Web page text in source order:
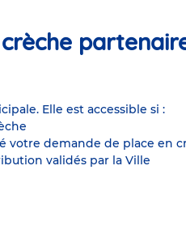
Elle est accessible si :
votre demande de place en
validés par la Ville